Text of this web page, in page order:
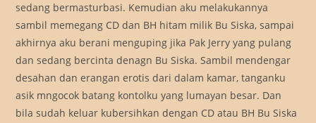
sedang bermasturbasi. Kemudian aku melakukannya
sambil memegang CD dan BH hitam milik Bu Siska, sampai
akhirnya aku berani menguping jika Pak Jerry yang pulang
dan sedang bercinta denagn Bu Siska. Sambil mendengar
desahan dan erangan erotis dari dalam kamar, tanganku
asik mngocok batang kontolku yang lumayan besar. Dan
bila sudah keluar kubersihkan dengan CD atau BH Bu Siska